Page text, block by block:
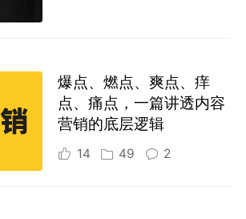
爆点、燃点、爽点、痒
点、痛点，一篇讲透内容
营销的底层逻辑
14 49 2